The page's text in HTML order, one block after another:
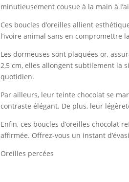
minutieusement cousue à la main à
Ces boucles d’oreilles allient
l’ivoire animal sans en compromettre
Les dormeuses sont plaquées or,
2,5 cm, elles allongent subtilement la
quotidien.
Par ailleurs, leur teinte chocolat se
contraste élégant. De plus, leur
Enfin, ces boucles d’oreilles chocolat
affirmée. Offrez-vous un instant
Oreilles percées